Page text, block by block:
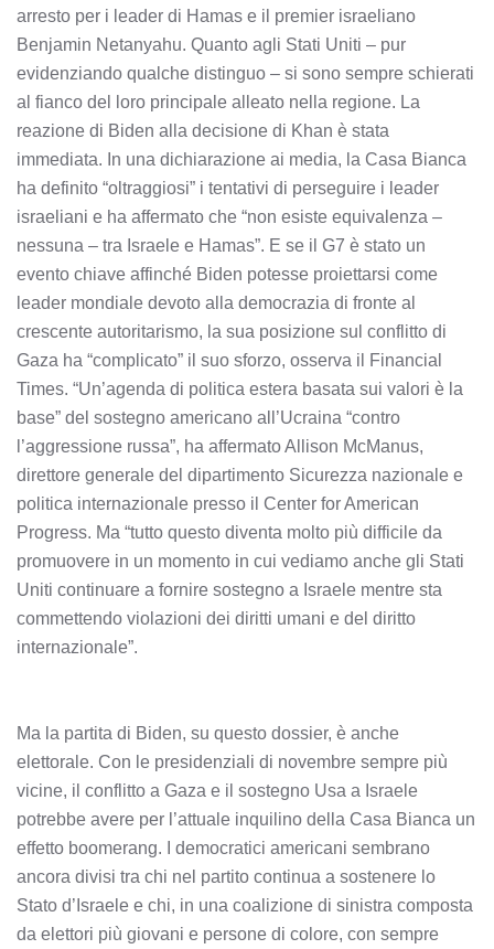
arresto per i leader di Hamas e il premier israeliano
Benjamin Netanyahu. Quanto agli Stati Uniti – pur
evidenziando qualche distinguo – si sono sempre schierati
al fianco del loro principale alleato nella regione. La
reazione di Biden alla decisione di Khan è stata
immediata. In una dichiarazione ai media, la Casa Bianca
ha definito “oltraggiosi” i tentativi di perseguire i leader
israeliani e ha affermato che “non esiste equivalenza –
nessuna – tra Israele e Hamas”. E se il G7 è stato un
evento chiave affinché Biden potesse proiettarsi come
leader mondiale devoto alla democrazia di fronte al
crescente autoritarismo, la sua posizione sul conflitto di
Gaza ha “complicato” il suo sforzo, osserva il Financial
Times. “Un’agenda di politica estera basata sui valori è la
base” del sostegno americano all’Ucraina “contro
l’aggressione russa”, ha affermato Allison McManus,
direttore generale del dipartimento Sicurezza nazionale e
politica internazionale presso il Center for American
Progress. Ma “tutto questo diventa molto più difficile da
promuovere in un momento in cui vediamo anche gli Stati
Uniti continuare a fornire sostegno a Israele mentre sta
commettendo violazioni dei diritti umani e del diritto
internazionale”.
Ma la partita di Biden, su questo dossier, è anche
elettorale. Con le presidenziali di novembre sempre più
vicine, il conflitto a Gaza e il sostegno Usa a Israele
potrebbe avere per l’attuale inquilino della Casa Bianca un
effetto boomerang. I democratici americani sembrano
ancora divisi tra chi nel partito continua a sostenere lo
Stato d’Israele e chi, in una coalizione di sinistra composta
da elettori più giovani e persone di colore, con sempre